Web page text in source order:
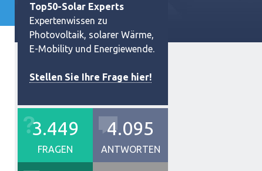
Top50-Solar Experts
Expertenwissen zu
Photovoltaik, solarer Wärme,
E-Mobility und Energiewende.
Stellen Sie Ihre Frage hier!
3.449
FRAGEN
4.095
ANTWORTEN